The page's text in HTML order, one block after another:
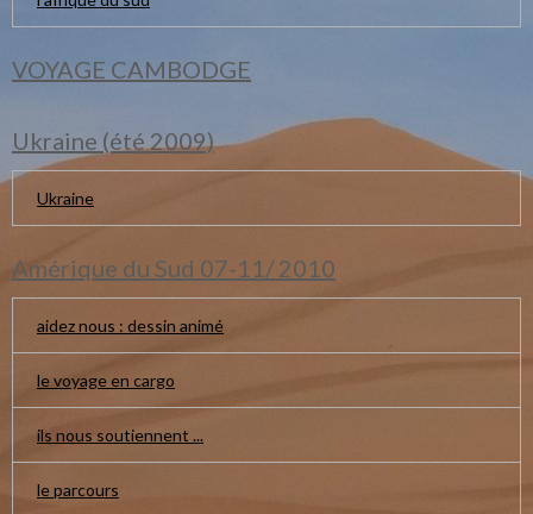
VOYAGE CAMBODGE
Ukraine (été 2009)
Ukraine
Amérique du Sud 07-11/ 2010
aidez nous : dessin animé
le voyage en cargo
ils nous soutiennent ...
le parcours